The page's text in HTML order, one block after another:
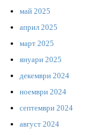
май 2025
април 2025
март 2025
януари 2025
декември 2024
ноември 2024
септември 2024
август 2024